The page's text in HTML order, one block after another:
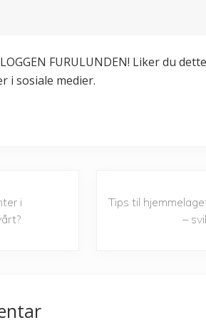
FURULUNDEN! Liker du
i sosiale medier.
i
e
Tips til
–